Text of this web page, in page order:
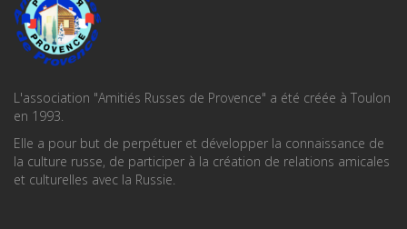
L'association "Amitiés Russes de Provence" a été créée à Toulon
en 1993.
Elle a pour but de perpétuer et développer la connaissance de
la culture russe, de participer à la création de relations amicales
et culturelles avec la Russie.